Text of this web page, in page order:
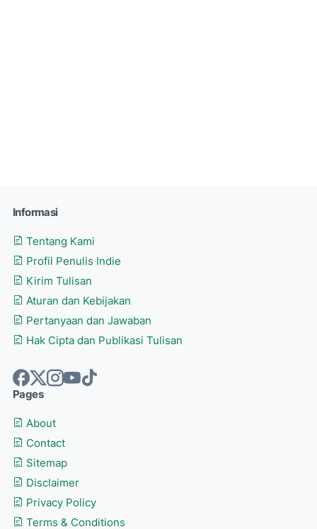
Informasi
Tentang Kami
Profil Penulis Indie
Kirim Tulisan
Aturan dan Kebijakan
Pertanyaan dan Jawaban
Hak Cipta dan Publikasi Tulisan
Pages
About
Contact
Sitemap
Disclaimer
Privacy Policy
Terms & Conditions